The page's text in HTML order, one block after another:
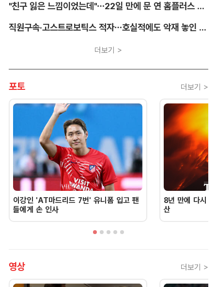
"친구 잃은 느낌이었는데"…22일 만에 문 연 홈플러스 가보니[TF현장]
직원구속·고스트로보틱스 적자…호실적에도 악재 놓인 LIG D&A
더보기 >
포토 더보기 >
이강인 'AT마드리드 7번' 유니폼 입고 팬
들에게 손 인사
8년 만에 다시
산
영상 더보기 >